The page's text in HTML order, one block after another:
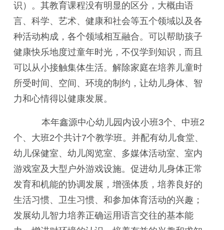
识）。其教育课程没有明显的区分，大概由语
言、科学、艺术、健康和社会等五个领域以及各
种活动构成，各个领域相互融合。可以帮助孩子
健康快乐地度过童年时光，不仅学到知识，而且
可以从小接触集体生活。解除家庭在培养儿童时
所受时间、空间、环境的制约，让幼儿身体、智
力和心情得以健康发展。
本年鑫源中心幼儿园内设小班3个、中班2
个、大班2个共计7个教学班。并配有幼儿食堂、
幼儿保健室、幼儿阅览室、多媒体活动室、室内
游戏室及大型户外游戏设施。促进幼儿身体正常
发育和机能的协调发展，增强体质，培养良好的
生活习惯、卫生习惯、和参加体育活动的兴趣；
发展幼儿智力培养正确运用语言交往的基本能